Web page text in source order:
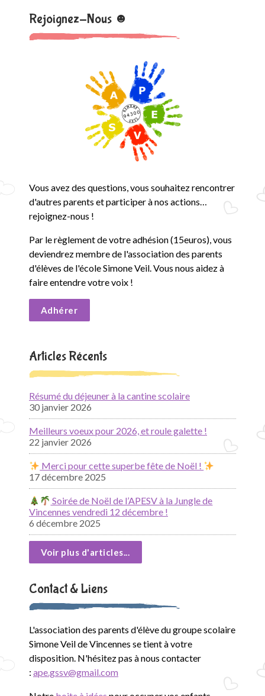
Rejoignez-Nous ☻
Vous avez des questions, vous souhaitez rencontrer
d'autres parents et participer à nos actions…
rejoignez-nous !
Par le règlement de votre adhésion (15euros), vous
deviendrez membre de l'association des parents
d'élèves de l'école Simone Veil. Vous nous aidez à
faire entendre votre voix !
Adhérer
Articles Récents
Résumé du déjeuner à la cantine scolaire
30 janvier 2026
Meilleurs voeux pour 2026, et roule galette !
22 janvier 2026
Merci pour cette superbe fête de Noël !
17 décembre 2025
Soirée de Noël de l’APESV à la Jungle de
Vincennes vendredi 12 décembre !
6 décembre 2025
Voir plus d'articles...
Contact & Liens
L'association des parents d'élève du groupe scolaire
Simone Veil de Vincennes se tient à votre
disposition. N'hésitez pas à nous contacter
: ape.gssv@gmail.com